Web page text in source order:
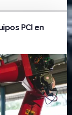
PCI en